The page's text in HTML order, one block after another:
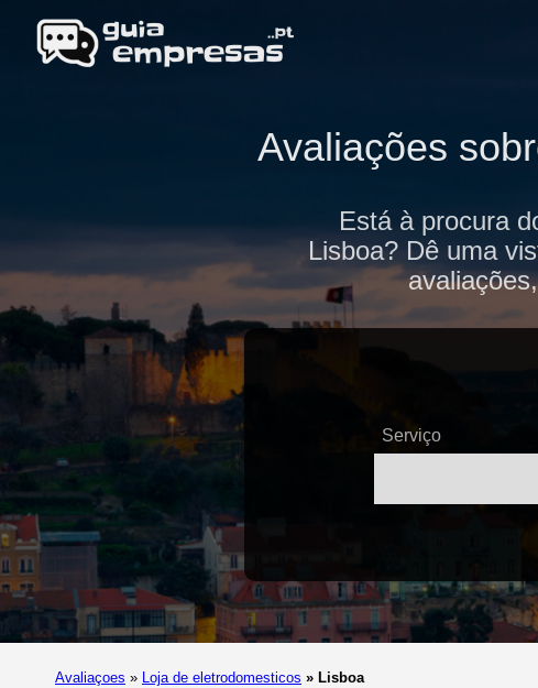
Avaliações
Está à procura
Lisboa? Dê uma
Serviço
Avaliaçoes » Loja de eletrodomesticos » Lisboa